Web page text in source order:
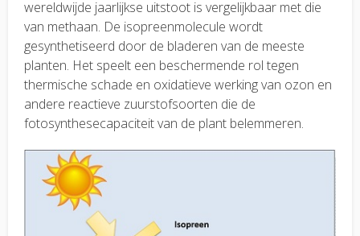
wereldwijde jaarlijkse uitstoot is vergelijkbaar met die
van methaan. De isopreenmolecule wordt
gesynthetiseerd door de bladeren van de meeste
planten. Het speelt een beschermende rol tegen
thermische schade en oxidatieve werking van ozon en
andere reactieve zuurstofsoorten die de
fotosynthesecapaciteit van de plant belemmeren.